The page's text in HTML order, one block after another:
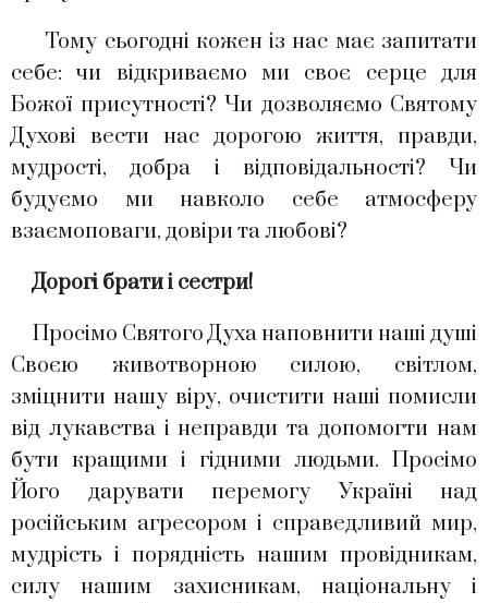
Тому сьогодні кожен із нас має запитати
себе: чи відкриваємо ми своє серце для
Божої присутності? Чи дозволяємо Святому
Духові вести нас дорогою життя, правди,
мудрості, добра і відповідальності? Чи
будуємо ми навколо себе атмосферу
взаємоповаги, довіри та любові?
Дорогі брати і сестри!
Просімо Святого Духа наповнити наші душі
Своєю животворною силою, світлом,
зміцнити нашу віру, очистити наші помисли
від лукавства і неправди та допомогти нам
бути кращими і гідними людьми. Просімо
Його дарувати перемогу Україні над
російським агресором і справедливий мир,
мудрість і порядність нашим провідникам,
силу нашим захисникам, національну і